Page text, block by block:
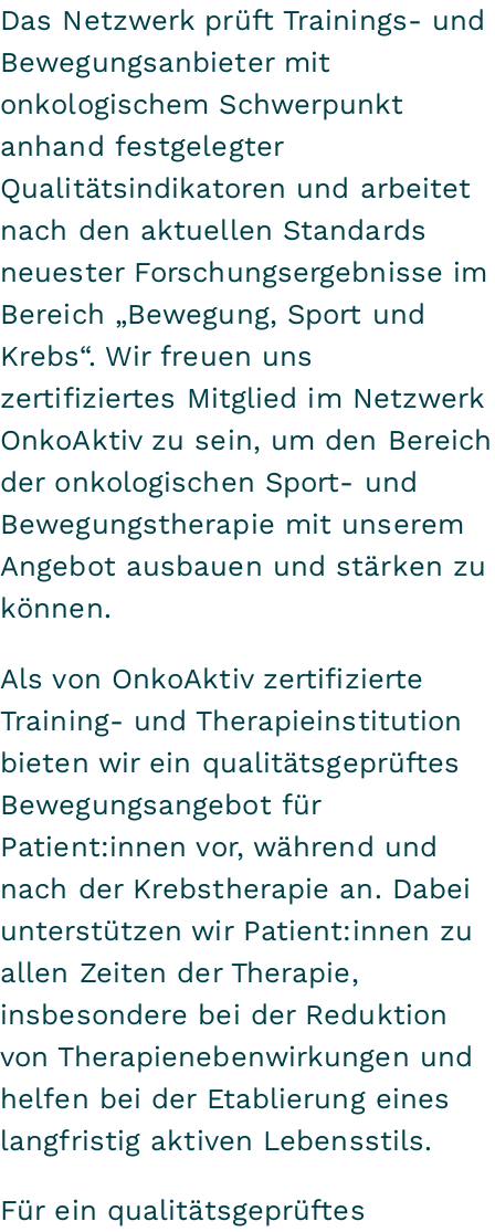
Das Netzwerk prüft Trainings- und
Bewegungsanbieter mit
onkologischem Schwerpunkt
anhand festgelegter
Qualitätsindikatoren und arbeitet
nach den aktuellen Standards
neuester Forschungsergebnisse im
Bereich „Bewegung, Sport und
Krebs“. Wir freuen uns
zertifiziertes Mitglied im Netzwerk
OnkoAktiv zu sein, um den Bereich
der onkologischen Sport- und
Bewegungstherapie mit unserem
Angebot ausbauen und stärken zu
können.
Als von OnkoAktiv zertifizierte
Training- und Therapieinstitution
bieten wir ein qualitätsgeprüftes
Bewegungsangebot für
Patient:innen vor, während und
nach der Krebstherapie an. Dabei
unterstützen wir Patient:innen zu
allen Zeiten der Therapie,
insbesondere bei der Reduktion
von Therapienebenwirkungen und
helfen bei der Etablierung eines
langfristig aktiven Lebensstils.
Für ein qualitätsgeprüftes